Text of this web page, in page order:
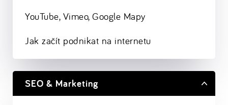
YouTube, Vimeo, Google Mapy
Jak začít podnikat na internetu
SEO & Marketing